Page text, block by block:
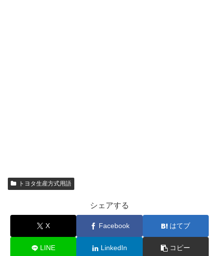
トヨタ生産方式用語
シェアする
X Facebook はてブ
LINE LinkedIn コピー